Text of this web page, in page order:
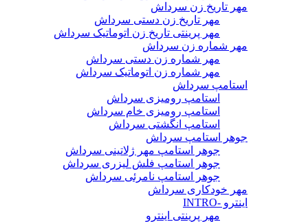
مهر تاریخ زن سرداش
مهر تاریخ زن دستی سرداش
مهر پرینتی تاریخ زن اتوماتیک سرداش
مهر شماره زن سرداش
مهر شماره زن دستی سرداش
مهر شماره زن اتوماتیک سرداش
استامپ سرداش
استامپ رومیزی سرداش
استامپ رومیزی خام سرداش
استامپ انگشتی سرداش
جوهر استامپ سرداش
جوهر استامپ مهر ژلاتینی سرداش
جوهر استامپ فلش لیزری سرداش
جوهر استامپ نامرئی سرداش
مهر خودکاری سرداش
اینترو -INTRO
مهر پرینتی اینترو